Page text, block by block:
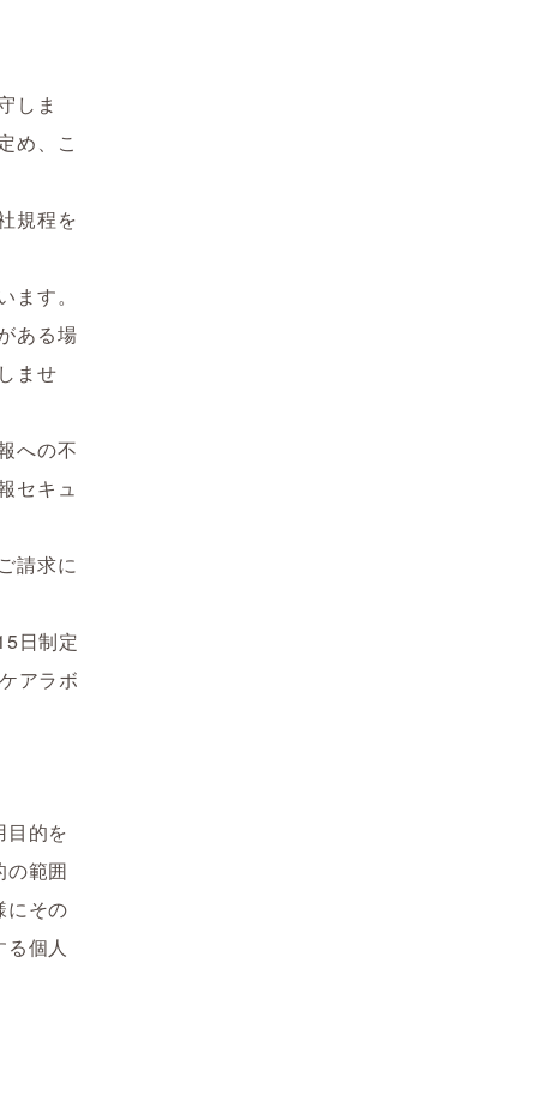
しま
め、こ
規程を
す。
ある場
ませ
への不
セキュ
請求に
日制定
アラボ
的を
範囲
にその
個人